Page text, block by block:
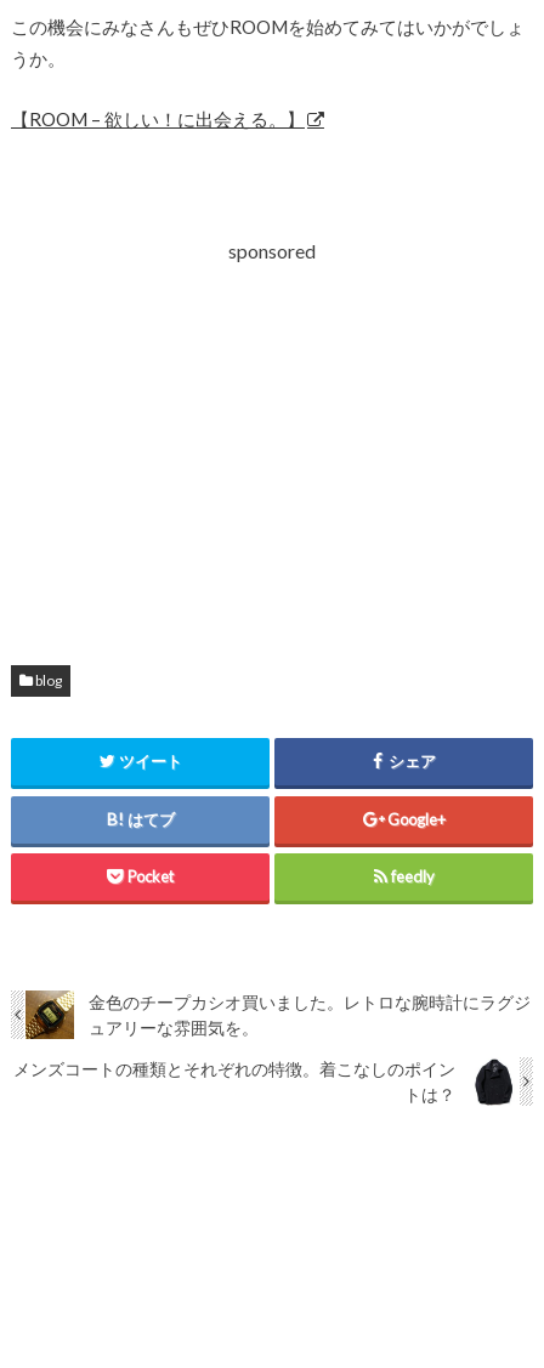
この機会にみなさんもぜひROOMを始めてみてはいかがでしょ
うか。
【ROOM – 欲しい！に出会える。】
sponsored
blog
ツイート シェア
はてブ Google+
Pocket feedly
金色のチープカシオ買いました。レトロな腕時計にラグジ
ュアリーな雰囲気を。
メンズコートの種類とそれぞれの特徴。着こなしのポイン
トは？